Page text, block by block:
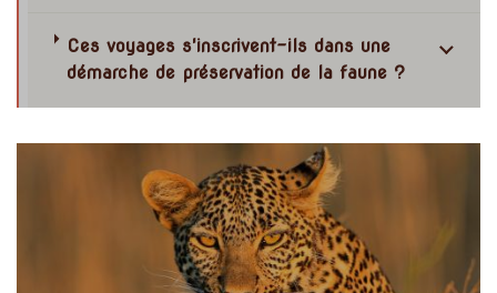
Ces voyages s'inscrivent-ils dans une
démarche de préservation de la faune ?